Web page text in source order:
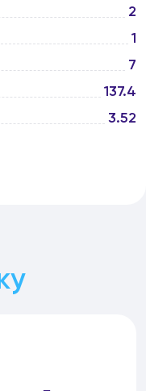
2
1
7
137.4
3.52